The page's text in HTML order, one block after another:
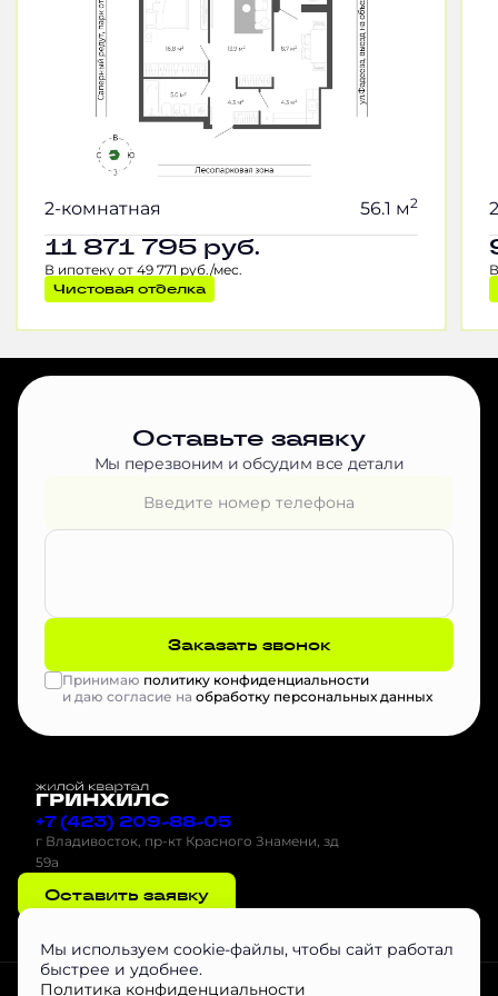
2-комнатная 56.1 м2
11 871 795 руб.
В ипотеку от 49 771 руб./мес.
Чистовая отделка
Оставьте заявку
Мы перезвоним и обсудим все детали
Заказать звонок
Принимаю политику конфиденциальности
и даю согласие на обработку персональных данных
+7 (423) 209-88-05
г Владивосток, пр-кт Красного Знамени, зд
59а
Оставить заявку
Проектная декларация на наш.дом.рф
Мы используем cookie-файлы, чтобы сайт работал
быстрее и удобнее.
Политика конфиденциальности